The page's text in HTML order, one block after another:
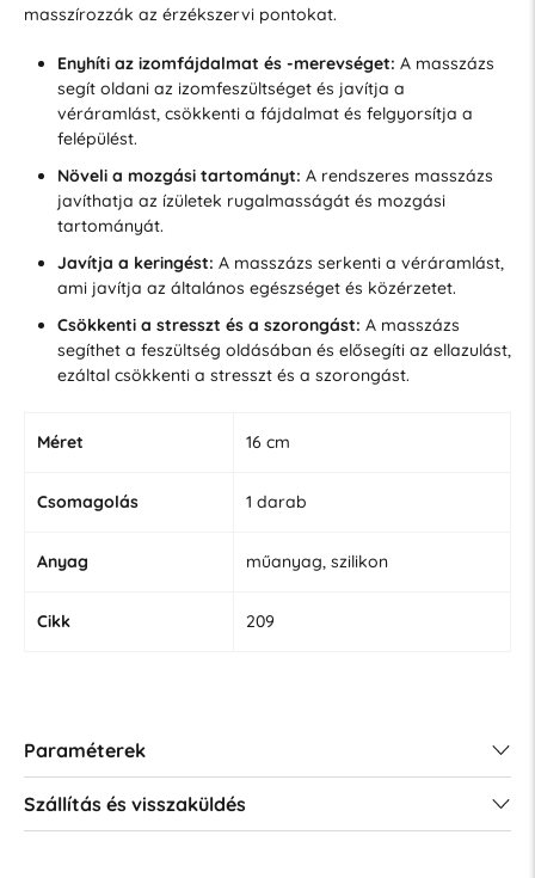
masszírozzák az érzékszervi pontokat.
Enyhíti az izomfájdalmat és -merevséget: A masszázs
segít oldani az izomfeszültséget és javítja a
véráramlást, csökkenti a fájdalmat és felgyorsítja a
felépülést.
Növeli a mozgási tartományt: A rendszeres masszázs
javíthatja az ízületek rugalmasságát és mozgási
tartományát.
Javítja a keringést: A masszázs serkenti a véráramlást,
ami javítja az általános egészséget és közérzetet.
Csökkenti a stresszt és a szorongást: A masszázs
segíthet a feszültség oldásában és elősegíti az ellazulást,
ezáltal csökkenti a stresszt és a szorongást.
Méret 16 cm
Csomagolás 1 darab
Anyag műanyag, szilikon
Cikk 209
Paraméterek
Szállítás és visszaküldés